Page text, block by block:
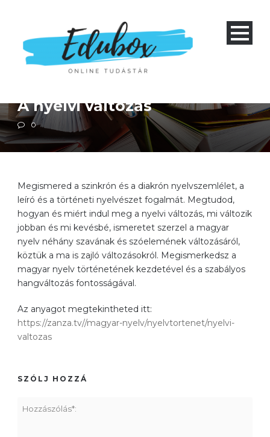
Magyar nyelvtan
Négyéves gimnázium 1-4 és nyolcéves gimnázium 5-8
A nyelvi változás
0
Megismered a szinkrón és a diakrón nyelvszemlélet, a
leíró és a történeti nyelvészet fogalmát. Megtudod,
hogyan és miért indul meg a nyelvi változás, mi változik
jobban és mi kevésbé, ismeretet szerzel a magyar
nyelv néhány szavának és szóelemének változásáról,
köztük a ma is zajló változásokról. Megismerkedsz a
magyar nyelv történetének kezdetével és a szabályos
hangváltozás fontosságával.
Az anyagot megtekintheted itt:
https://zanza.tv//magyar-nyelv/nyelvtortenet/nyelvi-
valtozas
SZÓLJ HOZZÁ